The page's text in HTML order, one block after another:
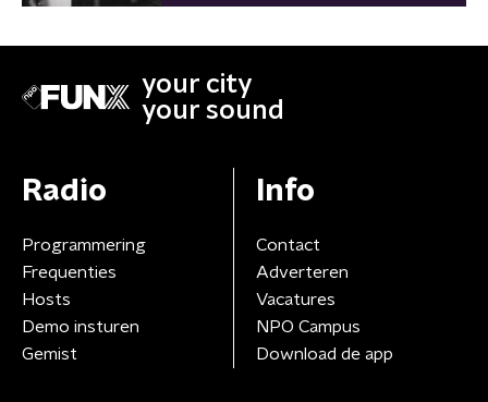
your city
your sound
Radio
Programmering
Frequenties
Hosts
Demo insturen
Gemist
Info
Contact
Adverteren
Vacatures
NPO Campus
Download de app